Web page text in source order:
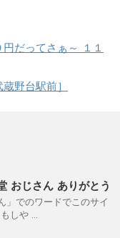
だってさぁ～ １１
野台駅前］
おじさん ありがとう
」でのワードでこのサイ
しや ...